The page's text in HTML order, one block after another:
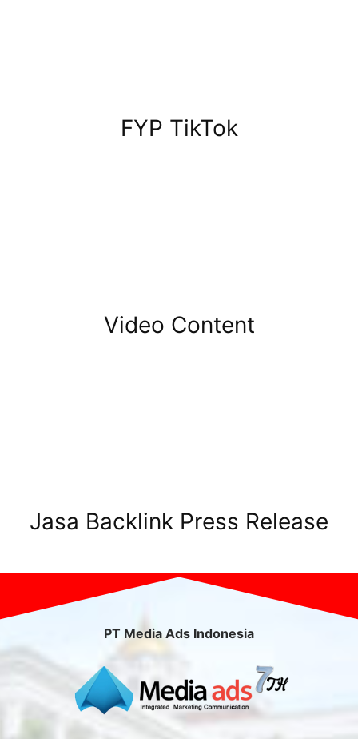
FYP TikTok
Video Content
Jasa Backlink Press Release
PT Media Ads Indonesia